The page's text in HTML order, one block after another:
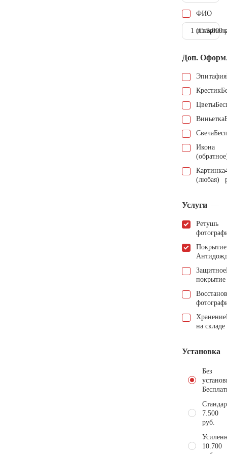
ФИО
1 шт.9.000
Доп.
Эпитафия
Крестик
Цветы
Виньетка
Свеча
Икона
Картинка
(любая)
Услуги
Ретушь
Покрытие
Защитное
покрытие
Хранение
на складе
Установка
Без
7.500
руб.
10.700